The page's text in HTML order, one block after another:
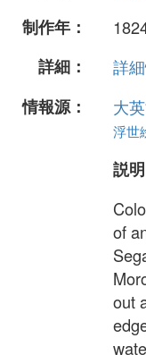
制作年：
詳細：
詳
情報源：
大
浮世
説明
of
out